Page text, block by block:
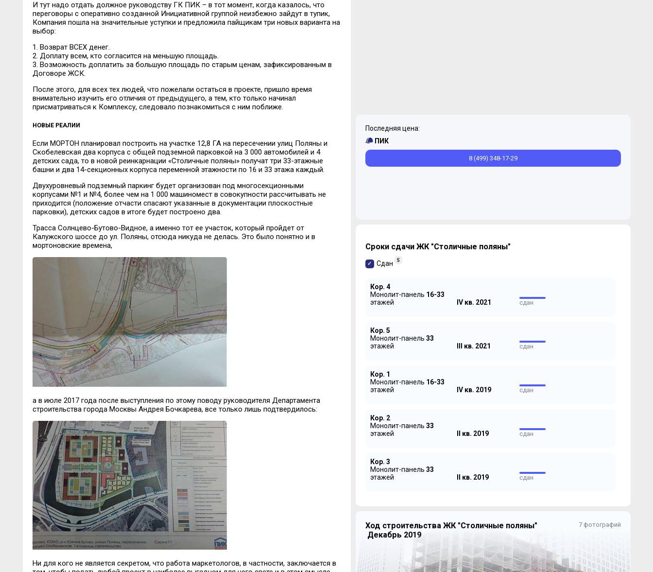
И тут надо отдать должное руководству ГК ПИК – в тот момент, когда казалось, что
переговоры с оперативно созданной Инициативной группой неизбежно зайдут в тупик,
Компания пошла на значительные уступки и предложила пайщикам три новых варианта на
выбор:
1. Возврат ВСЕХ денег.
2. Доплату всем, кто согласится на меньшую площадь.
3. Возможность доплатить за большую площадь по старым ценам, зафиксированным в
Договоре ЖСК.
После этого, для всех тех людей, что пожелали остаться в проекте, пришло время
внимательно изучить его отличия от предыдущего, а тем, кто только начинал
присматриваться к Комплексу, следовало познакомиться с ним поближе.
НОВЫЕ РЕАЛИИ
Если МОРТОН планировал построить на участке 12,8 ГА на пересечении улиц Поляны и
Скобелевская два корпуса с общей подземной парковкой на 3 000 автомобилей и 4
детских сада, то в новой реинкарнации «Столичные поляны» получат три 33-этажные
башни и два 14-секционных корпуса переменной этажности по 16 и 33 этажа каждый.
Двухуровневый подземный паркинг будет организован под многосекционными
корпусами №1 и №4, более чем на 1 000 машиномест в совокупности рассчитывать не
приходится (положение отчасти спасают указанные в документации плоскостные
парковки), детских садов в итоге будет построено два.
Трасса Солнцево-Бутово-Видное, а именно тот ее участок, который пройдет от
Калужского шоссе до ул. Поляны, отсюда никуда не делась. Это было понятно и в
мортоновские времена,
а в июле 2017 года после выступления по этому поводу руководителя Департамента
строительства города Москвы Андрея Бочкарева, все только лишь подтвердилось:
Ни для кого не является секретом, что работа маркетологов, в частности, заключается в
Последняя цена:
ПИК
8 (499) 348-17-29
Сроки сдачи ЖК "Столичные поляны"
Сдан 5
Кор. 4
Монолит-панель 16-33
этажей
IV кв. 2021 сдан
Кор. 5
Монолит-панель 33
этажей
III кв. 2021 сдан
Кор. 1
Монолит-панель 16-33
этажей
IV кв. 2019 сдан
Кор. 2
Монолит-панель 33
этажей
II кв. 2019 сдан
Кор. 3
Монолит-панель 33
этажей
II кв. 2019 сдан
7 фотографий
Ход строительства ЖК "Столичные поляны"
Декабрь 2019